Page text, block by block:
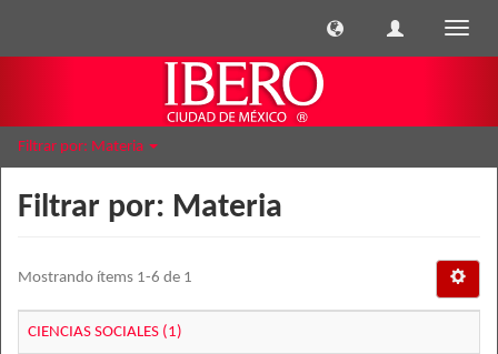
Filtrar por: Materia
Filtrar por: Materia
Mostrando ítems 1-6 de 1
CIENCIAS SOCIALES (1)